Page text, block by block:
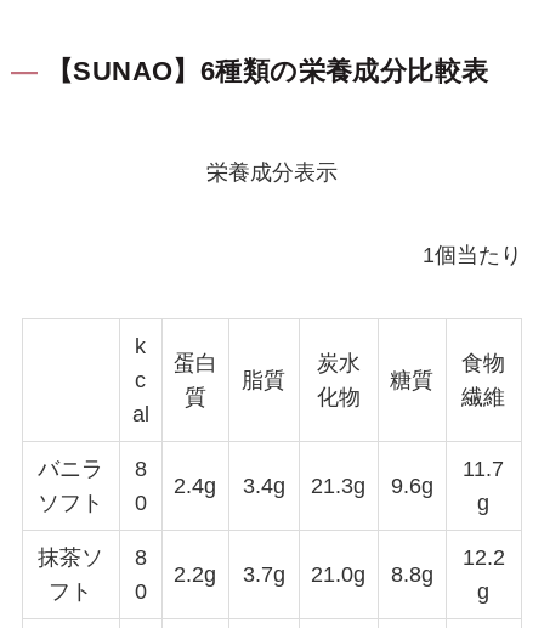
【SUNAO】6種類の栄養成分比較表
栄養成分表示
1個当たり
k
c
al
蛋白
質
脂質
炭水
化物
糖質
食物
繊維
バニラ
ソフト
8
0
2.4g 3.4g 21.3g 9.6g
11.7
g
抹茶ソ
フト
8
0
2.2g 3.7g 21.0g 8.8g
12.2
g